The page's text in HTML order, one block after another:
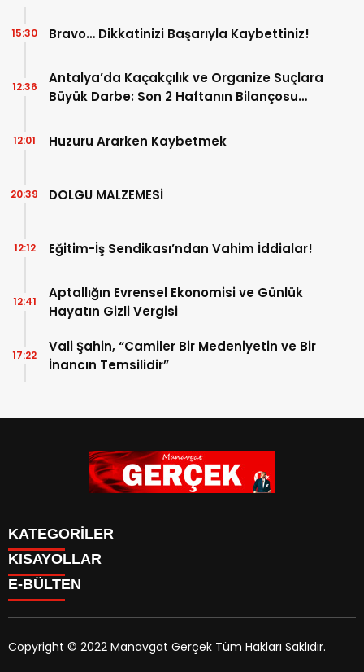
Bravo… Dikkatinizi Başarıyla Kaybettiniz!
15:30
Antalya’da Kaçakçılık ve Organize Suçlara
Büyük Darbe: Son 2 Haftanın Bilançosu
12:36
Huzuru Ararken Kaybetmek
12:01
DOLGU MALZEMESİ
20:39
Eğitim-İş Sendikası’ndan Vahim İddialar!
12:12
Aptallığın Evrensel Ekonomisi ve Günlük
Hayatın Gizli Vergisi
12:41
Vali Şahin, “Camiler Bir Medeniyetin ve Bir
İnancın Temsilidir”
17:22
KATEGORİLER
Siyaset
Eğitim
Yazarlar
KISAYOLLAR
E-BÜLTEN
Copyright © 2022 Manavgat Gerçek Tüm Hakları Saklıdır.